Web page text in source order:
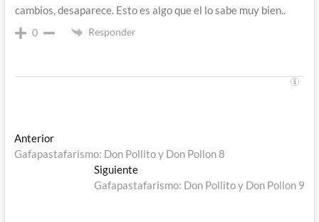
cambios, desaparece. Esto es algo que el lo sabe muy bien..
0 Responder
Navegación
de
AnteriorEntrada
anterior:
Gafapastafarismo: Don Pollito y Don Pollon 8
SiguienteEntrada
siguiente:
Gafapastafarismo: Don Pollito y Don Pollon 9